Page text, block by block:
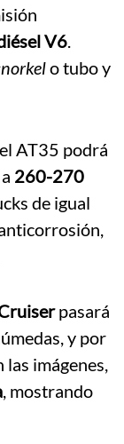
V6.
o tubo y
AT35 podrá
a 260-270
de igual
pasará
y por
las imágenes,
, mostrando